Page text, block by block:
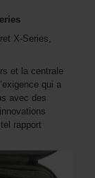
X-Series,
et la centrale
qui a
avec des
rapport